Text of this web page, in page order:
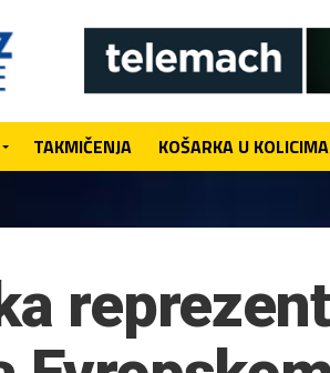
TAKMIČENJA KOŠARKA U KOLICIMA